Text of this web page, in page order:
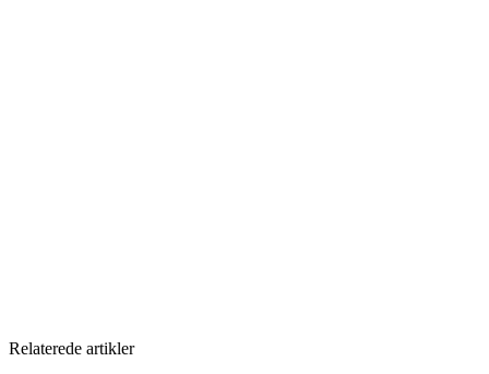
Relaterede artikler